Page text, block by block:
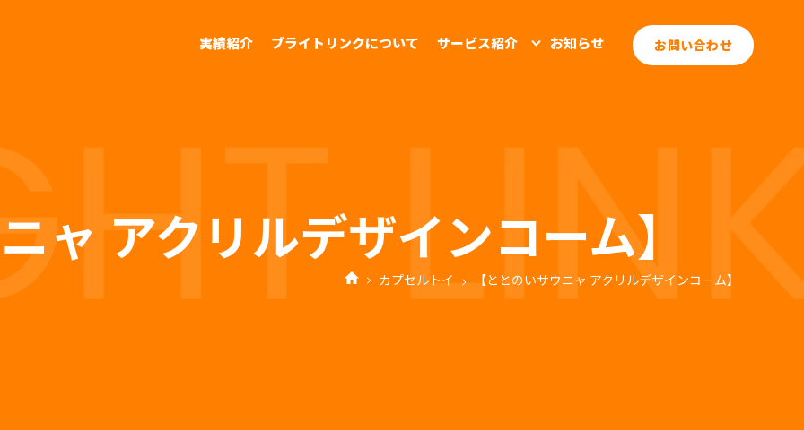
実績紹介 ブライトリンクについて サービス紹介 お知らせ お問い合わせ
ャ アクリルデザインコーム】
カプセルトイ 【ととのいサウニャ アクリルデザインコーム】